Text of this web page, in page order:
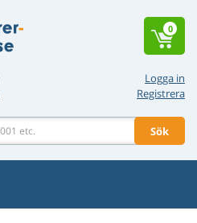
Logga in
Registrera
Sök
0